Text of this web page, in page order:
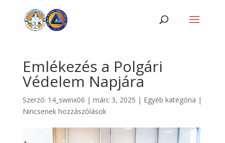
Emlékezés a Polgári
Védelem Napjára
Szerző: 14_swinx06 | márc 3, 2025 | Egyéb kategória |
Nincsenek hozzászólások